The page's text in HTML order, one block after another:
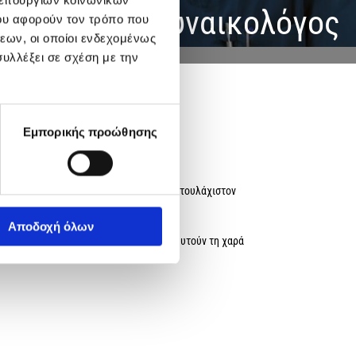
αφορούν τον τρόπο που
οι οποίοι ενδεχομένως
σε σχέση με την
Εμπορικής προώθησης
Αποδοχή όλων
Γυναικολόγος
αναπαραγωγικής ηλικίας, μετά από τουλάχιστον
ζευγάρια δυσκολεύονται να γευτούν τη χαρά